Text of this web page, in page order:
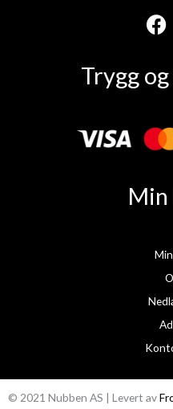
F
c
b
o
Trygg
Min
© 2021 Nubben AS | Levert av